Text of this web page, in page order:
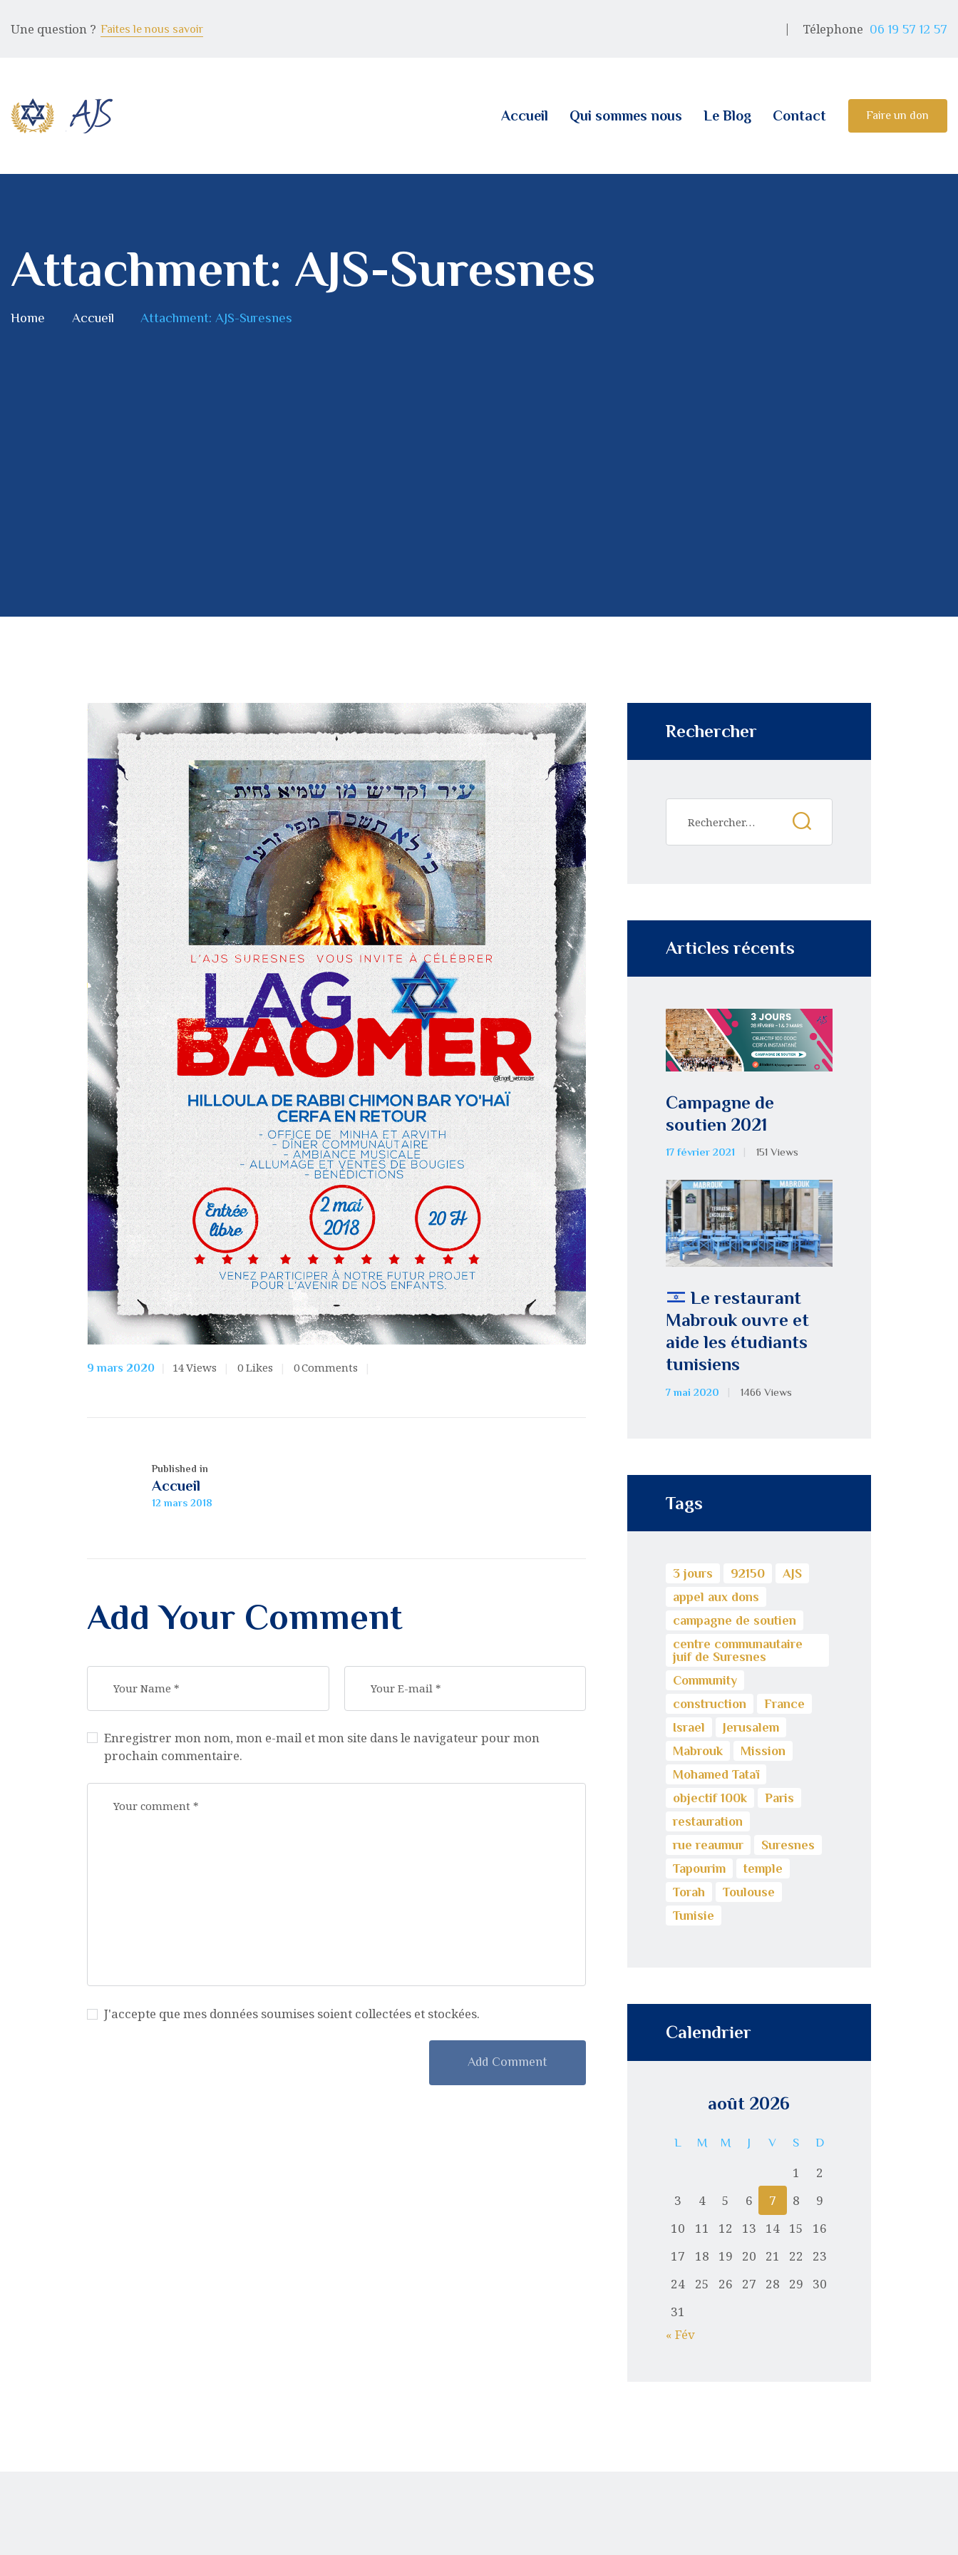
Une question ? Faites le nous savoir Télephone 06 19 57 12 57
Accueil Qui sommes nous Le Blog Contact Faire un don
Attachment: AJS-Suresnes
Home Accueil Attachment: AJS-Suresnes
9 mars 2020 14Views 0 Likes 0Comments
Published in
Accueil
12 mars 2018
Add Your Comment
Enregistrer mon nom, mon e-mail et mon site dans le navigateur pour mon
prochain commentaire.
J'accepte que mes données soumises soient collectées et stockées.
Rechercher
Articles récents
Campagne de
soutien 2021
17 février 2021 151 Views
Le restaurant
Mabrouk ouvre et
aide les étudiants
tunisiens
7 mai 2020 1466 Views
Tags
3 jours 92150
AJS
appel aux dons
campagne de soutien
centre communautaire
juif de Suresnes
Community
construction
France
Israel
Jerusalem
Mabrouk
Mission
Mohamed Tataï
objectif 100k
Paris
restauration
rue reaumur
Suresnes
Tapourim
temple
Torah
Toulouse
Tunisie
Calendrier
août 2026
L M M J V S D
1
2
3
4 5 6 7 8
9
10
11 12 13 14 15
16
17
18 19 20 21 22
23
24
25 26 27 28 29
30
31
« Fév